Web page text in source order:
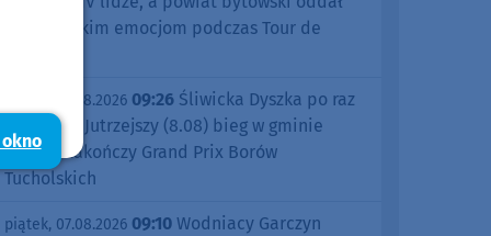
się kolarskim emocjom podczas Tour de
piątek, 07.08.2026 09:26 Śliwicka Dyszka po raz
dziesiąty. Jutrzejszy (8.08) bieg w gminie
Śliwice zakończy Grand Prix Borów
Tucholskich
piątek, 07.08.2026 09:10 Wodniacy Garczyn